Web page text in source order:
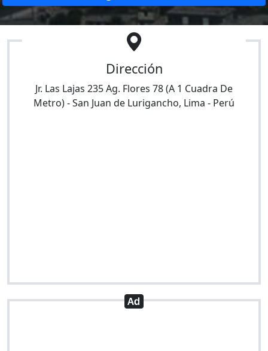
Dirección
Jr. Las Lajas 235 Ag. Flores 78 (A 1 Cuadra De
Metro)-San Juan de Lurigancho, Lima - Perú